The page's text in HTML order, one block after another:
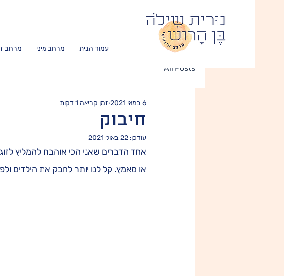
עמוד הבית מרחב מיני מרחב
All Posts
חיבוק
6 במאי 2021 זמן קריאה 1 דקות
עודכן: 22 באוג׳ 2021
אחד הדברים שאני הכי אוהבת להמליץ
או מאמץ. קל לנו יותר לחבק את הילדים